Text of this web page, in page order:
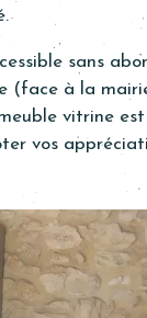
sans
(face à la
vitrine
vos